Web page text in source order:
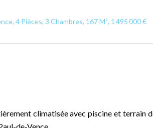
4 Pièces, 3 Chambres, 167 M², 1 495 000 €
climatisée avec piscine et terrain